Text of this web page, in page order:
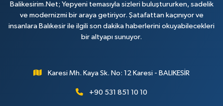
Balikesirim.Net; Yepyeni temasıyla sizleri buluştururken, sadelik
ve modernizmi bir araya getiriyor. Şatafattan kaçınıyor ve
insanlara Balıkesir ile ilgili son dakika haberlerini okuyabilecekleri
bir altyapı sunuyor.
Karesi Mh. Kaya Sk. No: 12 Karesi - BALIKESİR
+90 531 851 10 10